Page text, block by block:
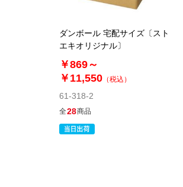
ダンボール 宅配サイズ〔スト
エキオリジナル〕
￥869～
￥11,550 （税込）
61-318-2
全28商品